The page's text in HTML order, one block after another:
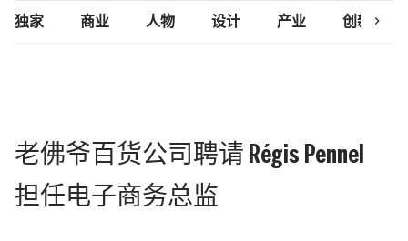
独家 商业 人物 设计 产业 创新研究
chevron_right
老佛爷百货公司聘请 Régis Pennel
担任电子商务总监